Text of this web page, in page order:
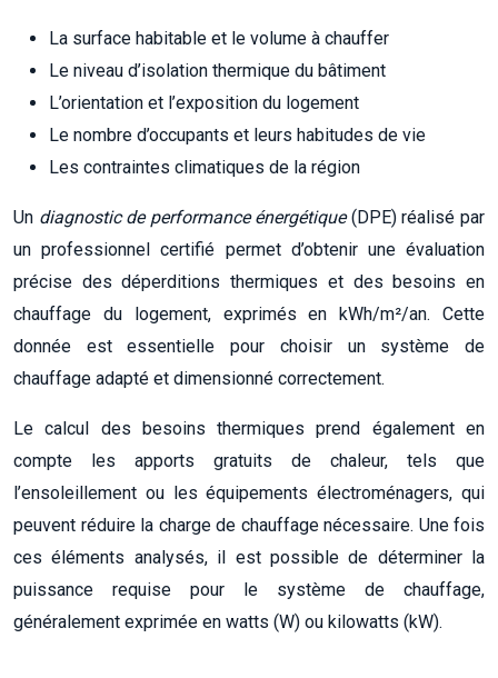
La surface habitable et le volume à chauffer
Le niveau d’isolation thermique du bâtiment
L’orientation et l’exposition du logement
Le nombre d’occupants et leurs habitudes de vie
Les contraintes climatiques de la région
Un diagnostic de performance énergétique(DPE) réalisé par
un professionnel certifié permet d’obtenir une évaluation
précise des déperditions thermiques et des besoins en
chauffage du logement, exprimés en kWh/m²/an. Cette
donnée est essentielle pour choisir un système de
chauffage adapté et dimensionné correctement.
Le calcul des besoins thermiques prend également en
compte les apports gratuits de chaleur, tels que
l’ensoleillement ou les équipements électroménagers, qui
peuvent réduire la charge de chauffage nécessaire. Une fois
ces éléments analysés, il est possible de déterminer la
puissance requise pour le système de chauffage,
généralement exprimée en watts (W) ou kilowatts (kW).